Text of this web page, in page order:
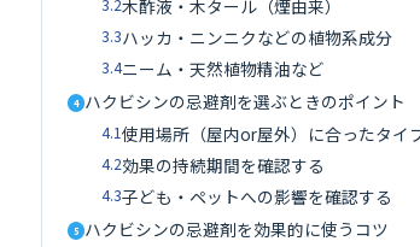
木酢液・木タール（煙由来）
3.3ハッカ・ニンニクなどの植物系成分
3.4ニーム・天然植物精油など
4 ハクビシンの忌避剤を選ぶときのポイント
4.1使用場所（屋内or屋外）に合ったタイ
4.2効果の持続期間を確認する
4.3子ども・ペットへの影響を確認する
5 ハクビシンの忌避剤を効果的に使うコツ